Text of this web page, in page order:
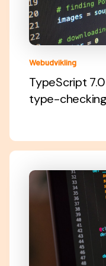
Webudvikling
TypeScript
type-checking